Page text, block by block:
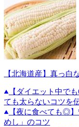
【北海道産】真っ白
【ダイエット中で
ても太らないコツを
【夜に食べても◎
めし」のコツ